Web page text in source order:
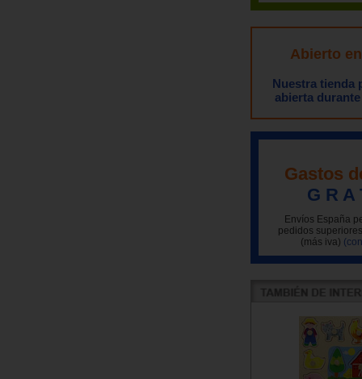
Abierto
Nuestra tienda
abierta
Gastos
G R A
Envíos España
pedidos
(más iva)